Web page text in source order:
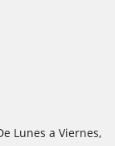
Lunes a Viernes,